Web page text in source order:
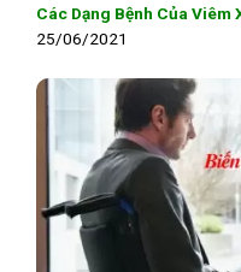
Các Dạng Bệnh Của Viêm
25/06/2021